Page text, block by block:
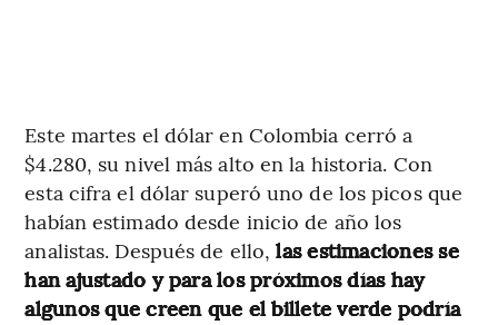
Este martes el dólar en Colombia cerró a
$4.280, su nivel más alto en la historia. Con
esta cifra el dólar superó uno de los picos que
habían estimado desde inicio de año los
analistas. Después de ello, las estimaciones se
han ajustado y para los próximos días hay
algunos que creen que el billete verde podría